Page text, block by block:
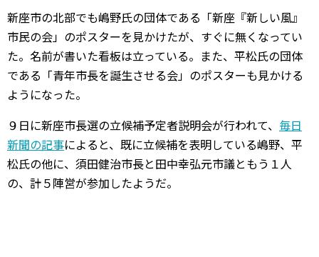
新座市の北部でも嶋野氏の団体である「新座『新しい風』
市民の会」のポスターを見かけたが、すぐに無くなってい
た。名前が書いた看板は立っている。また、平松氏の団体
である「青年市長を誕生させる会」のポスターも見かける
ようになった。
９日に新座市長選の立候補予定者説明会が行われて、 毎日
新聞の記事によると、既に立候補を表明している嶋野、平
松氏の他に、須田健治市長と田中幸弘元市議ともう１人
の、計５陣営が参加したようだ。